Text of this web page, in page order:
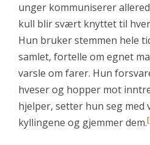
unger kommuniserer
kull blir svært knyttet til
Hun bruker stemmen hele
samlet, fortelle om egnet
varsle om farer. Hun
hveser og hopper mot
hjelper, setter hun seg med
kyllingene og gjemmer dem.